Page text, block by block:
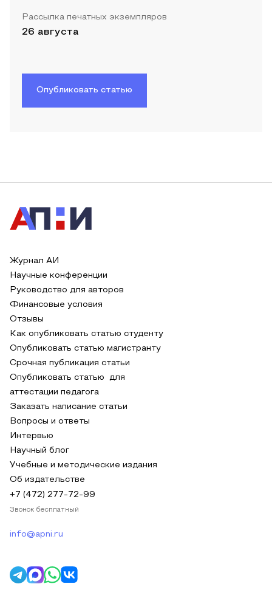
Рассылка печатных экземпляров
26 августа
Опубликовать статью
Журнал АИ
Научные конференции
Руководство для авторов
Финансовые условия
Отзывы
Как опубликовать статью студенту
Опубликовать статью магистранту
Срочная публикация статьи
Опубликовать статью для
аттестации педагога
Заказать написание статьи
Вопросы и ответы
Интервью
Научный блог
Учебные и методические издания
Об издательстве
+7 (472) 277-72-99
Звонок бесплатный
info@apni.ru